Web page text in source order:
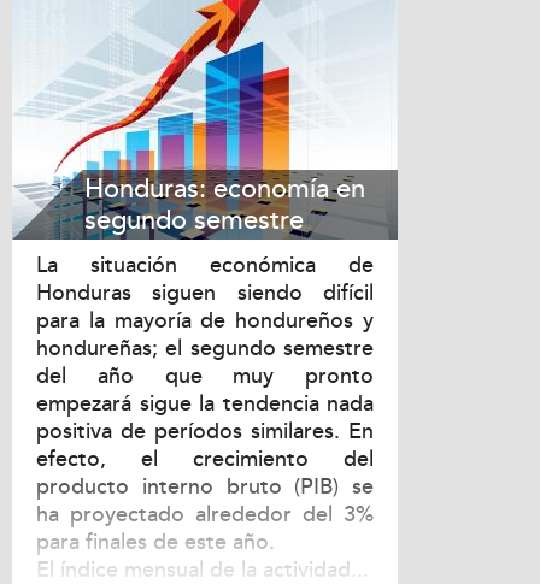
Honduras: economía en
segundo semestre
La situación económica de
Honduras siguen siendo difícil
para la mayoría de hondureños y
hondureñas; el segundo semestre
del año que muy pronto
empezará sigue la tendencia nada
positiva de períodos similares. En
efecto, el crecimiento del
producto interno bruto (PIB) se
ha proyectado alrededor del 3%
para finales de este año.
El índice mensual de la actividad...